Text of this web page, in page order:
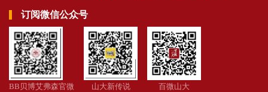
订阅微信公众号
BB贝博艾弗森官微 山大新传说 百微山大